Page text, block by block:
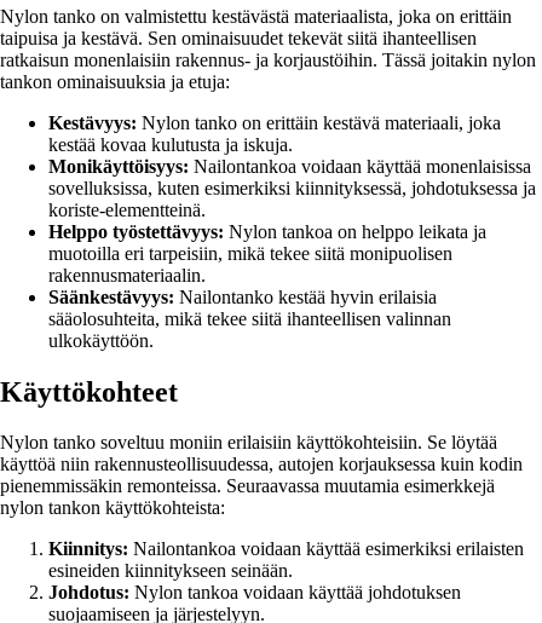
Nylon tanko on valmistettu kestävästä materiaalista, joka on erittäin
taipuisa ja kestävä. Sen ominaisuudet tekevät siitä ihanteellisen
ratkaisun monenlaisiin rakennus- ja korjaustöihin. Tässä joitakin nylon
tankon ominaisuuksia ja etuja:
Kestävyys: Nylon tanko on erittäin kestävä materiaali, joka
kestää kovaa kulutusta ja iskuja.
Monikäyttöisyys: Nailontankoa voidaan käyttää monenlaisissa
sovelluksissa, kuten esimerkiksi kiinnityksessä, johdotuksessa ja
koriste-elementteinä.
Helppo työstettävyys: Nylon tankoa on helppo leikata ja
muotoilla eri tarpeisiin, mikä tekee siitä monipuolisen
rakennusmateriaalin.
Säänkestävyys: Nailontanko kestää hyvin erilaisia
sääolosuhteita, mikä tekee siitä ihanteellisen valinnan
ulkokäyttöön.
Käyttökohteet
Nylon tanko soveltuu moniin erilaisiin käyttökohteisiin. Se löytää
käyttöä niin rakennusteollisuudessa, autojen korjauksessa kuin kodin
pienemmissäkin remonteissa. Seuraavassa muutamia esimerkkejä
nylon tankon käyttökohteista:
Kiinnitys: Nailontankoa voidaan käyttää esimerkiksi erilaisten
esineiden kiinnitykseen seinään.
Johdotus: Nylon tankoa voidaan käyttää johdotuksen
suojaamiseen ja järjestelyyn.